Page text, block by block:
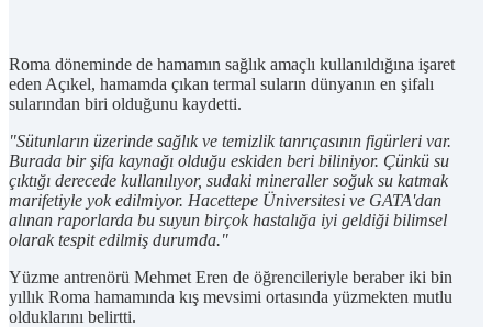
Roma döneminde de hamamın sağlık amaçlı kullanıldığına işaret
eden Açıkel, hamamda çıkan termal suların dünyanın en şifalı
sularından biri olduğunu kaydetti.
"Sütunların üzerinde sağlık ve temizlik tanrıçasının figürleri var.
Burada bir şifa kaynağı olduğu eskiden beri biliniyor. Çünkü su
çıktığı derecede kullanılıyor, sudaki mineraller soğuk su katmak
marifetiyle yok edilmiyor. Hacettepe Üniversitesi ve GATA'dan
alınan raporlarda bu suyun birçok hastalığa iyi geldiği bilimsel
olarak tespit edilmiş durumda."
Yüzme antrenörü Mehmet Eren de öğrencileriyle beraber iki bin
yıllık Roma hamamında kış mevsimi ortasında yüzmekten mutlu
olduklarını belirtti.